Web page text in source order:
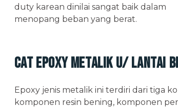
duty karean dinilai sangat baik dalam
menopang beban yang berat.
Cat Epoxy Metalik u/ Lantai
Epoxy jenis metalik ini terdiri dari tiga
komponen resin bening, komponen